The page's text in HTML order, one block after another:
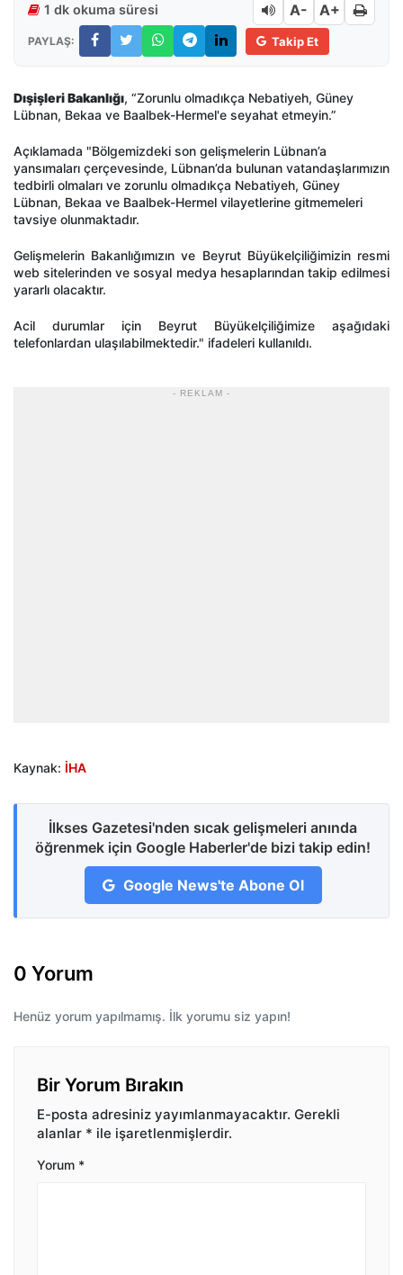
1 dk okuma süresi A- A+
PAYLAŞ: Takip Et
Dışişleri Bakanlığı, “Zorunlu olmadıkça Nebatiyeh, Güney
Lübnan, Bekaa ve Baalbek-Hermel'e seyahat etmeyin.”
Açıklamada "Bölgemizdeki son gelişmelerin Lübnan’a
yansımaları çerçevesinde, Lübnan’da bulunan vatandaşlarımızın
tedbirli olmaları ve zorunlu olmadıkça Nebatiyeh, Güney
Lübnan, Bekaa ve Baalbek-Hermel vilayetlerine gitmemeleri
tavsiye olunmaktadır.
Gelişmelerin Bakanlığımızın ve Beyrut Büyükelçiliğimizin resmi
web sitelerinden ve sosyal medya hesaplarından takip edilmesi
yararlı olacaktır.
Acil durumlar için Beyrut Büyükelçiliğimize aşağıdaki
telefonlardan ulaşılabilmektedir." ifadeleri kullanıldı.
- REKLAM -
Kaynak: İHA
İlkses Gazetesi'nden sıcak gelişmeleri anında
öğrenmek için Google Haberler'de bizi takip edin!
Google News'te Abone Ol
0 Yorum
Henüz yorum yapılmamış. İlk yorumu siz yapın!
Bir Yorum Bırakın
E-posta adresiniz yayımlanmayacaktır. Gerekli
alanlar * ile işaretlenmişlerdir.
Yorum *